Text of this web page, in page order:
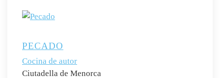
PECADO
Cocina de autor
Ciutadella de Menorca